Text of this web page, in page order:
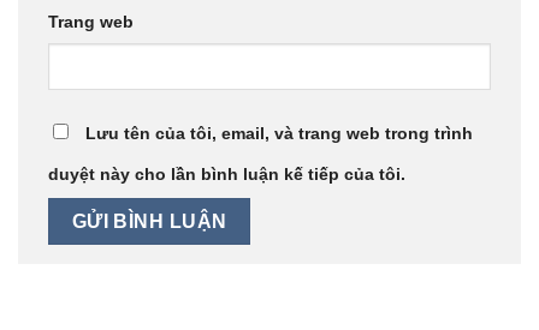
Trang web
Lưu tên của tôi, email, và trang web trong trình
duyệt này cho lần bình luận kế tiếp của tôi.